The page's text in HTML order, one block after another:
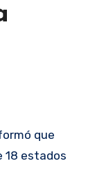
18 estados